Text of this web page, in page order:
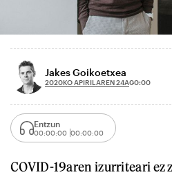
Jakes Goikoetxea
2020KO APIRILAREN 24A00:00
Entzun
00:00:00 00:00:00
COVID-19aren izurriteari ez